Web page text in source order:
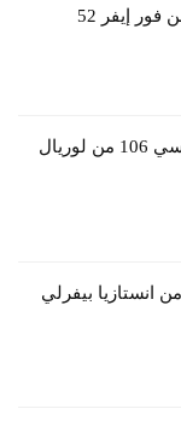
جل حواجب براديس أسود أبنوسي 106 من لوريال
بيفرلي